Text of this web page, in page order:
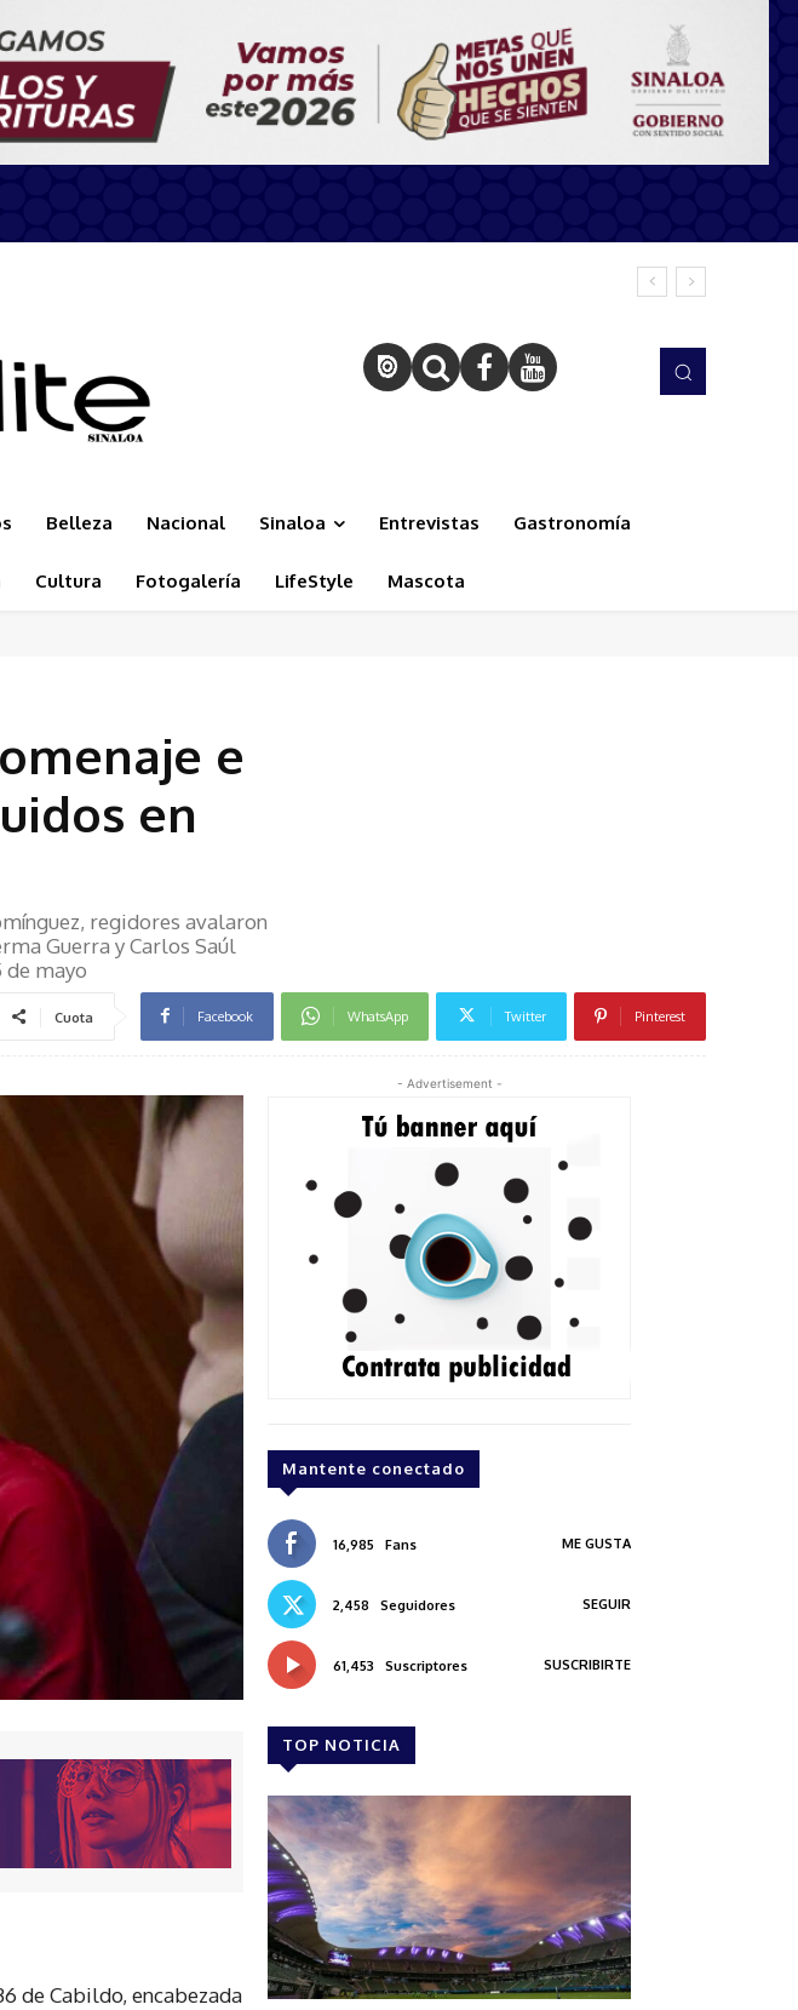
Belleza Nacional Sinaloa Entrevistas Gastronomía
Cultura Fotogalería LifeStyle Mascota
e
en
regidores avalaron
Guerra y Carlos Saúl
de mayo
Cuota Facebook WhatsApp Twitter Pinterest
de Cabildo, encabezada
- Advertisement -
Mantente conectado
16,985 Fans ME GUSTA
2,458 Seguidores SEGUIR
61,453 Suscriptores SUSCRIBIRTE
TOP NOTICIA